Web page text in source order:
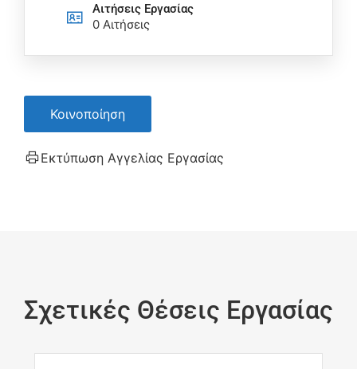
Αιτήσεις Eργασίας
0 Αιτήσεις
Κοινοποίηση
Εκτύπωση Αγγελίας Εργασίας
Σχετικές Θέσεις Εργασίας